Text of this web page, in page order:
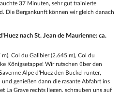
37 Minuten, sehr gut trainierte
Die Bergankunft können wir gleich danach
nach St. Jean de Maurienne: ca.
Col du Galibier (2.645 m), Col du
Königsetappe! Wir rutschen über den
Alpe d'Huez den Buckel runter,
genießen dann die rasante Abfahrt ins
La Grave rechts liegen, schrauben uns auf